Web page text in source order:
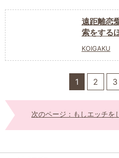
遠距離恋
索をする
KOIGAKU
1 2 3
次のページ：もしエッチを